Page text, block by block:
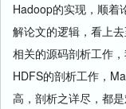
Hadoop的实现，顺着
解论文的逻辑，看上
相关的源码剖析工作
HDFS的剖析工作，
高，剖析之详尽，都